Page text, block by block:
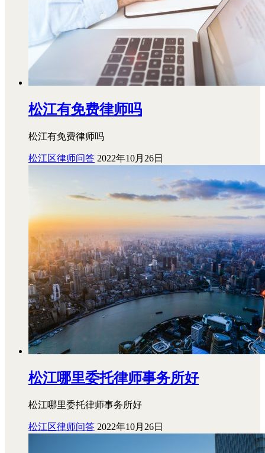
松江有免费律师吗
松江有免费律师吗
松江区律师问答 2022年10月26日
松江哪里委托律师事务所好
松江哪里委托律师事务所好
松江区律师问答 2022年10月26日